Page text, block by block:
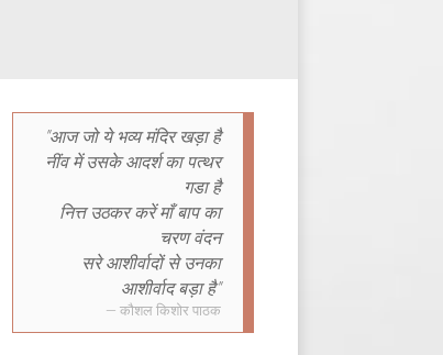
"आज जो ये भव्य मंदिर खड़ा है
नींव में उसके आदर्श का पत्थर
गडा है
नित्त उठकर करें माँ बाप का
चरण वंदन
सरे आशीर्वादों से उनका
आशीर्वाद बड़ा है"
कौशल किशोर पाठक